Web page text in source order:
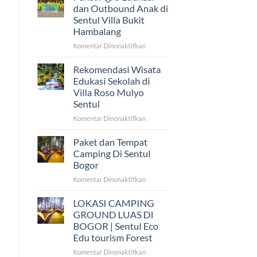
PGB
di
Eco
Edu
dan Outbound Anak di
Sentul Villa Bukit
Hambalang
Komentar Dinonaktifkanpada
Agro
dan
di
Villa
Bukit
Hambalang
Rekomendasi Wisata
Edukasi Sekolah di
Villa Roso Mulyo
Sentul
Komentar Dinonaktifkanpada
Wisata
Sekolah
Villa
Mulyo
Sentul
Paket dan Tempat
Camping Di Sentul
Bogor
Komentar Dinonaktifkanpada
dan
Camping
Di
Sentul
Bogor
LOKASI CAMPING
GROUND LUAS DI
BOGOR | Sentul Eco
Edu tourism Forest
Komentar Dinonaktifkanpada